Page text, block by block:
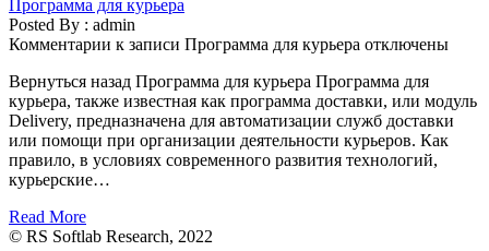
Программа для курьера
Posted By : admin
Комментарии к записи Программа для курьера отключены
Вернуться назад Программа для курьера Программа для
курьера, также известная как программа доставки, или модуль
Delivery, предназначена для автоматизации служб доставки
или помощи при организации деятельности курьеров. Как
правило, в условиях современного развития технологий,
курьерские…
Read More
© RS Softlab Research, 2022